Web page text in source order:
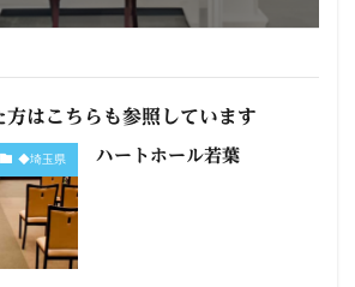
方はこちらも参照しています
◆埼玉県 ハートホール若葉